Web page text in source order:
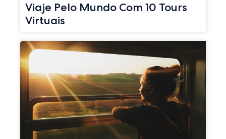
Viaje Pelo Mundo Com 10 Tours
Virtuais